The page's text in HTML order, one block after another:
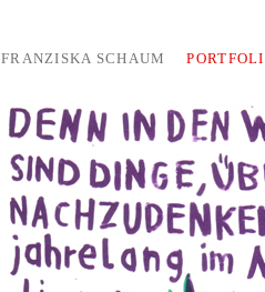
FRANZISKA SCHAUM